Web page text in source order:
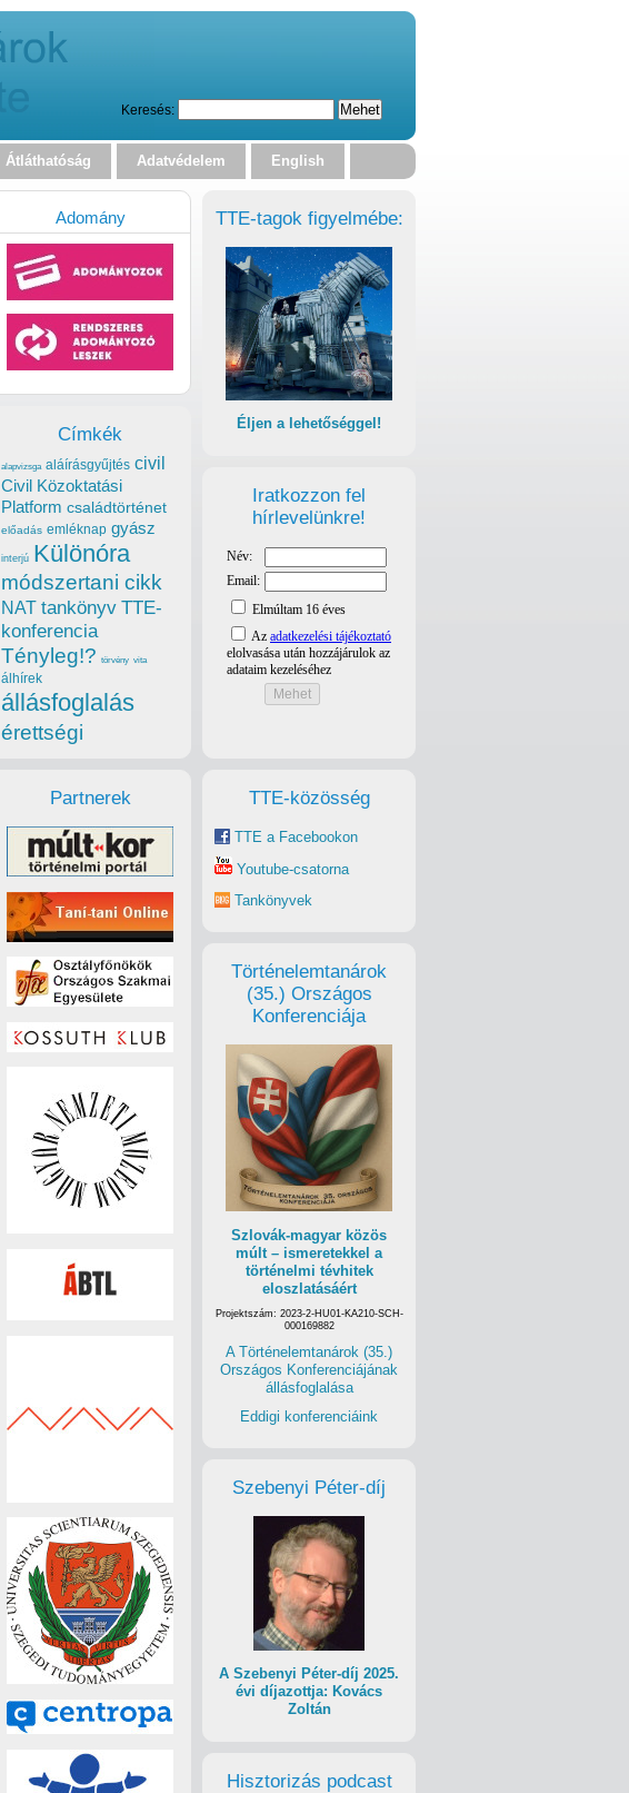
Keresés:
Átláthatóság Adatvédelem English
TTE-tagok figyelmébe:
Éljen a lehetőséggel!
Iratkozzon fel
hírlevelünkre!
TTE-közösség
TTE a Facebookon
Youtube-csatorna
Tankönyvek
Történelemtanárok
(35.) Országos
Konferenciája
Szlovák-magyar közös
múlt – ismeretekkel a
történelmi tévhitek
eloszlatásáért
Projektszám: 2023-2-HU01-KA210-SCH-
000169882
A Történelemtanárok (35.)
Országos Konferenciájának
állásfoglalása
Eddigi konferenciáink
Szebenyi Péter-díj
A Szebenyi Péter-díj 2025.
évi díjazottja: Kovács
Zoltán
Hisztorizás podcast
Adomány
Címkék
alapvizsga aláírásgyűjtés civil
Civil Közoktatási
Platform családtörténet
előadás emléknap gyász
interjú Különóra
módszertani cikk
NAT tankönyv TTE-
konferencia
Tényleg!? törvény vita
álhírek
állásfoglalás
érettségi
Partnerek